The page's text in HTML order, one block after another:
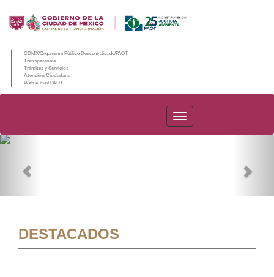
CDMX/Organismo Público Descentralizado/PAOT
Transparencia
Trámites y Servicios
Atención Ciudadana
Web e-mail PAOT
PAOT
DESTACADOS